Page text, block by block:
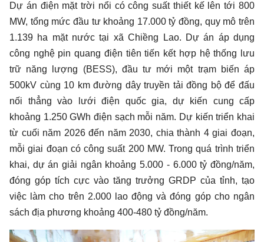
Dự án điện mặt trời nổi có công suất thiết kế lên tới 800
MW, tổng mức đầu tư khoảng 17.000 tỷ đồng, quy mô trên
1.139 ha mặt nước tại xã Chiềng Lao. Dự án áp dụng
công nghệ pin quang điện tiên tiến kết hợp hệ thống lưu
trữ năng lượng (BESS), đầu tư mới một trạm biến áp
500kV cùng 10 km đường dây truyền tải đồng bộ để đấu
nối thẳng vào lưới điện quốc gia, dự kiến cung cấp
khoảng 1.250 GWh điện sạch mỗi năm. Dự kiến triển khai
từ cuối năm 2026 đến năm 2030, chia thành 4 giai đoạn,
mỗi giai đoạn có công suất 200 MW. Trong quá trình triển
khai, dự án giải ngân khoảng 5.000 - 6.000 tỷ đồng/năm,
đóng góp tích cực vào tăng trưởng GRDP của tỉnh, tạo
việc làm cho trên 2.000 lao động và đóng góp cho ngân
sách địa phương khoảng 400-480 tỷ đồng/năm.